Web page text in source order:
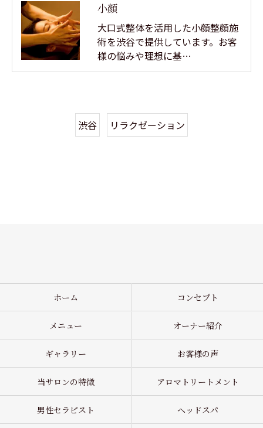
小顔
大口式整体を活用した小顔整顔施
術を渋谷で提供しています。お客
様の悩みや理想に基…
渋谷 リラクゼーション
ホーム コンセプト
メニュー オーナー紹介
ギャラリー お客様の声
当サロンの特徴 アロマトリートメント
男性セラピスト ヘッドスパ